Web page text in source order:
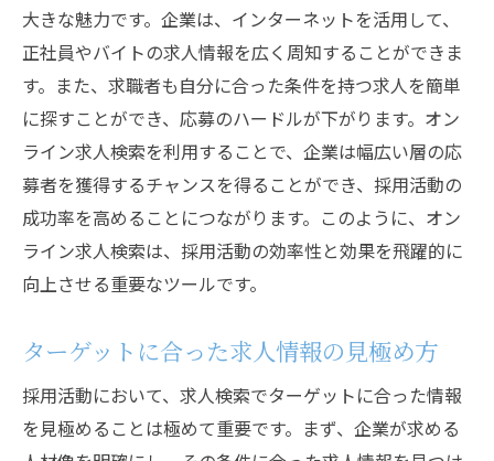
正社員とバイトの魅力を引き出す採用活動の秘
訣
正社員とバイトの魅力を伝える求人情報の
作成
異なる雇用形態の求人検索戦略
多様な働き方を反映した求人広告
正社員とバイトの魅力を伝えるストーリー
テリング
求人情報で雇用形態のメリットを強調する
応募者に響く求人メッセージの構築
応募者の関心を引き寄せる求人広告のポイント
注目を集める求人広告の作成テクニック
大きな魅力です。企業は、インターネットを活用して、
正社員やバイトの求人情報を広く周知することができま
す。また、求職者も自分に合った条件を持つ求人を簡単
に探すことができ、応募のハードルが下がります。オン
ライン求人検索を利用することで、企業は幅広い層の応
募者を獲得するチャンスを得ることができ、採用活動の
成功率を高めることにつながります。このように、オン
ライン求人検索は、採用活動の効率性と効果を飛躍的に
向上させる重要なツールです。
ターゲットに合った求人情報の見極め方
採用活動において、求人検索でターゲットに合った情報
を見極めることは極めて重要です。まず、企業が求める